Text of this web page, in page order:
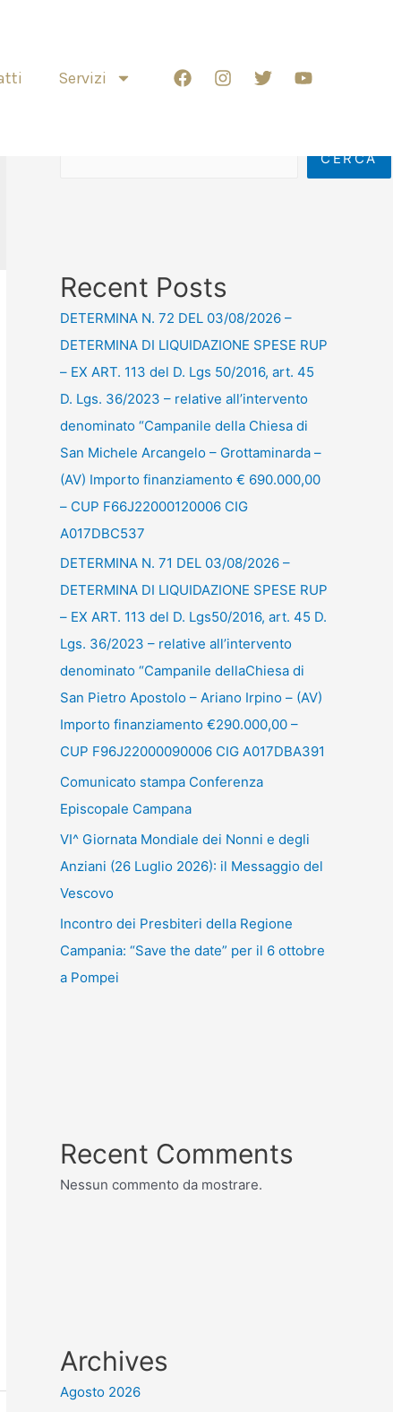
Servizi
CERCA
Recent Posts
DETERMINA N. 72 DEL 03/08/2026 –
DETERMINA DI LIQUIDAZIONE SPESE RUP
– EX ART. 113 del D. Lgs 50/2016, art. 45
D. Lgs. 36/2023 – relative all’intervento
denominato “Campanile della Chiesa di
San Michele Arcangelo – Grottaminarda –
(AV) Importo finanziamento € 690.000,00
– CUP F66J22000120006 CIG
A017DBC537
DETERMINA N. 71 DEL 03/08/2026 –
DETERMINA DI LIQUIDAZIONE SPESE RUP
– EX ART. 113 del D. Lgs50/2016, art. 45 D.
Lgs. 36/2023 – relative all’intervento
denominato “Campanile dellaChiesa di
San Pietro Apostolo – Ariano Irpino – (AV)
Importo finanziamento €290.000,00 –
CUP F96J22000090006 CIG A017DBA391
Comunicato stampa Conferenza
Episcopale Campana
VI^ Giornata Mondiale dei Nonni e degli
Anziani (26 Luglio 2026): il Messaggio del
Vescovo
Incontro dei Presbiteri della Regione
Campania: “Save the date” per il 6 ottobre
a Pompei
Recent Comments
Nessun commento da mostrare.
Archives
Agosto 2026